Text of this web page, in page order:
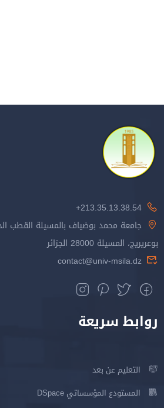
213.35.13.38.54+
جامعة محمد بوضياف بالمسيلة القطب
بوعريريج، المسيلة 28000 الجزائر
contact@univ-msila.dz
روابط سريعة
التعليم عن بعد
المستودع المؤسساتي DSpace